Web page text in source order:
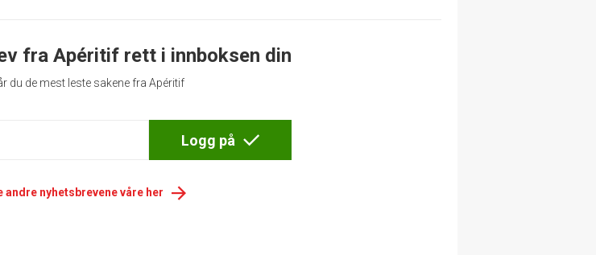
fra Apéritif rett i innboksen din
du de mest leste sakene fra Apéritif
Logg på
andre nyhetsbrevene våre her